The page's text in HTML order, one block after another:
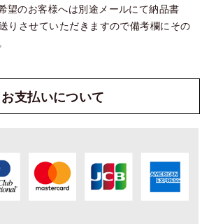
望のお客様へは別途メールにて納品書
りさせていただきますので備考欄にその
お支払いについて